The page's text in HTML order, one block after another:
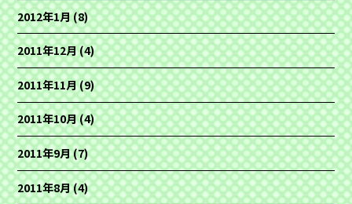
2012年1月(8)
2011年12月(4)
2011年11月(9)
2011年10月(4)
2011年9月(7)
2011年8月(4)